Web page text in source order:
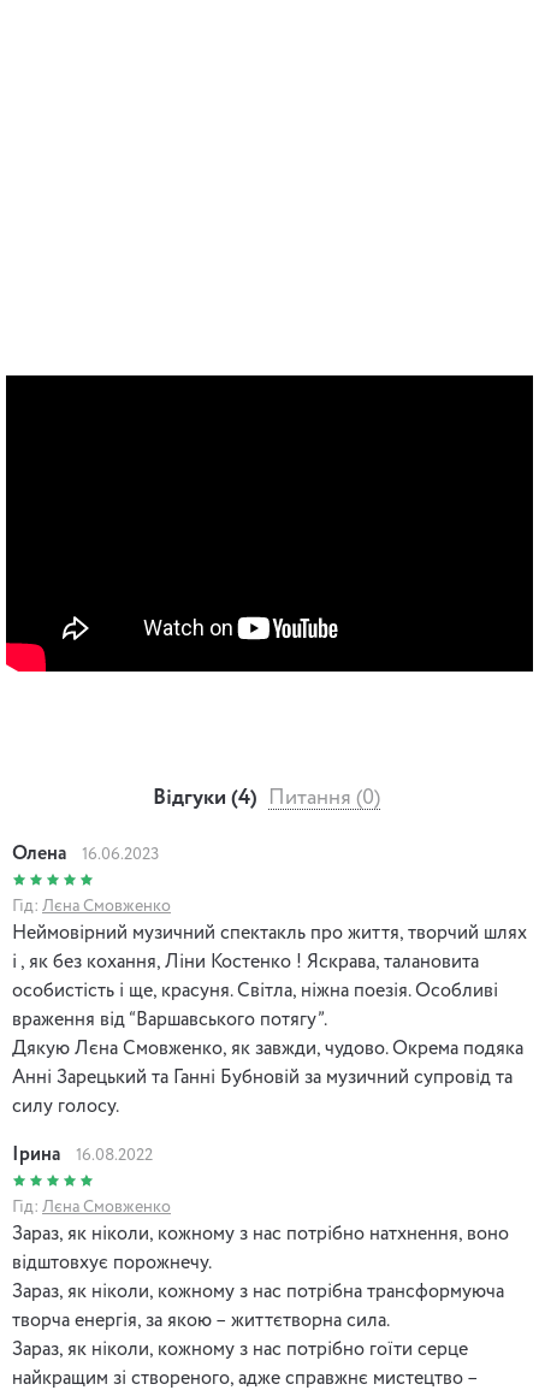
Відгуки (4) Питання (0)
Олена 16.06.2023
Гід: Лєна Смовженко
Неймовірний музичний спектакль про життя, творчий шлях
і , як без кохання, Ліни Костенко ! Яскрава, талановита
особистість і ще, красуня. Світла, ніжна поезія. Особливі
враження від “Варшавського потягу”.
Дякую Лєна Смовженко, як завжди, чудово. Окрема подяка
Анні Зарецький та Ганні Бубновій за музичний супровід та
силу голосу.
Ірина 16.08.2022
Гід: Лєна Смовженко
Зараз, як ніколи, кожному з нас потрібно натхнення, воно
відштовхує порожнечу.
Зараз, як ніколи, кожному з нас потрібна трансформуюча
творча енергія, за якою – життєтворна сила.
Зараз, як ніколи, кожному з нас потрібно гоїти серце
найкращим зі створеного, адже справжнє мистецтво –